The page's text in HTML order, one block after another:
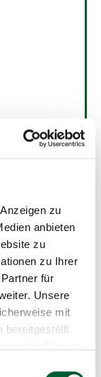
zu
anbieten
zu
zu Ihrer
für
Unsere
mit
bereitgestellt
m²
.
Bau des